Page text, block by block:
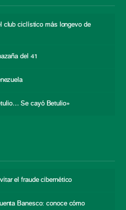
club ciclístico más longevo de
del 41
Se cayó Betulio»
el fraude cibernético
Banesco: conoce cómo